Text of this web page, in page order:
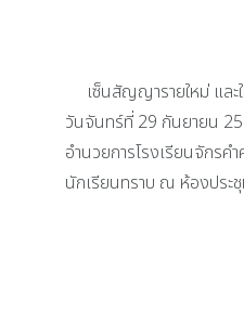
เซ็นสัญญารายใหม่ และ
วันจันทร์ที่ 29 กันยายน
อำนวยการโรงเรียนจักร
นักเรียนทราบ ณ ห้องประ